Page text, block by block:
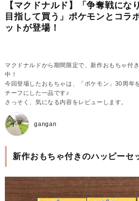
【マクドナルド】「争奪戦にな
目指して買う」ポケモンとコラ
ットが登場！
マクドナルドから期間限定で、新作おもちゃ付
中！
今回登場したおもちゃは、「ポケモン」30周年
チーフにした一品です♪
さっそく、気になる内容をレビューします。
gangan
新作おもちゃ付きのハッピーセ